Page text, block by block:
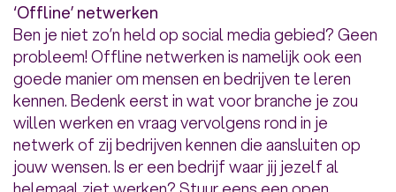
‘Offline’ netwerken
Ben je niet zo’n held op social media gebied? Geen
probleem! Offline netwerken is namelijk ook een
goede manier om mensen en bedrijven te leren
kennen. Bedenk eerst in wat voor branche je zou
willen werken en vraag vervolgens rond in je
netwerk of zij bedrijven kennen die aansluiten op
jouw wensen. Is er een bedrijf waar jij jezelf al